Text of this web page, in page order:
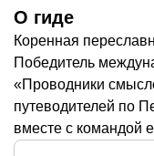
О гиде
Коренная
Победитель
«Проводники
путеводителей по
вместе с командой